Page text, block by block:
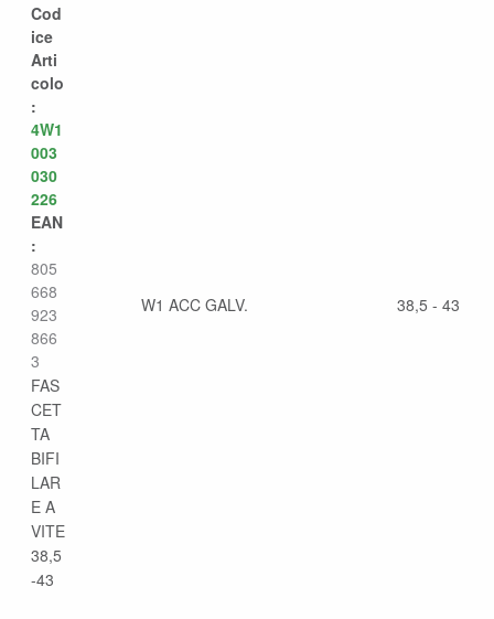
Cod
ice
Arti
colo
:
4W1
003
030
226
EAN
:
805
668
923
866
3
FAS
CET
TA
BIFI
LAR
E A
VITE
38,5
-43
W1 ACC GALV. 38,5 - 43